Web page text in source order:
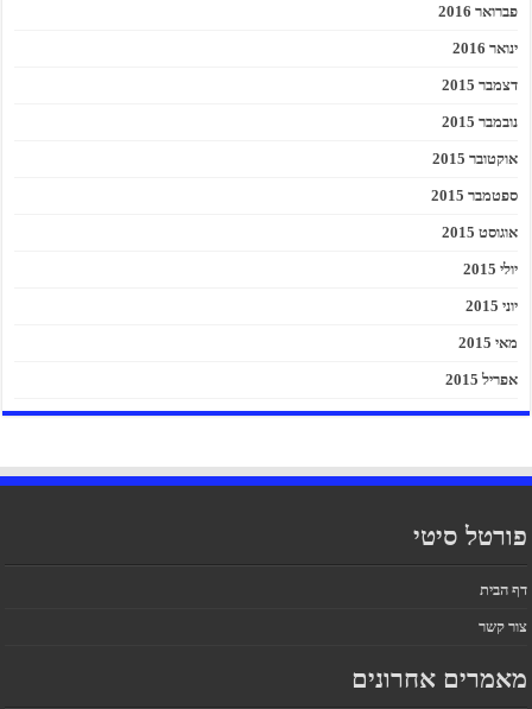
פברואר 2016
ינואר 2016
דצמבר 2015
נובמבר 2015
אוקטובר 2015
ספטמבר 2015
אוגוסט 2015
יולי 2015
יוני 2015
מאי 2015
אפריל 2015
פורטל סיטי
דף הבית
צור קשר
מאמרים אחרונים